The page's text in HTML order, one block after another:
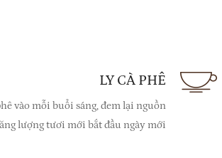
LY CÀ PHÊ
vào mỗi buổi sáng, đem lại nguồn
lượng tươi mới bắt đầu ngày mới